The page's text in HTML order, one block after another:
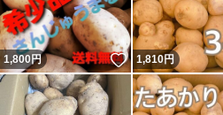
1,800 円 いいね！
1,810円